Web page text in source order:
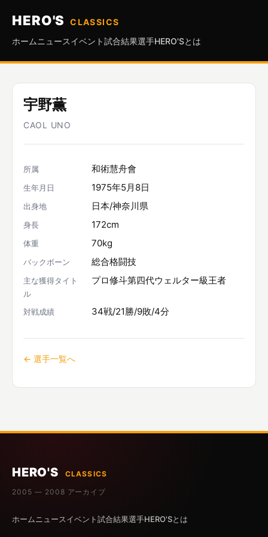
HERO'S
CLASSICS
ホーム ニュースイベント試合結果選手HERO'Sとは
宇野薫
CAOL UNO
所属 和術慧舟會
生年月日 1975年5月8日
出身地 日本/神奈川県
身長 172cm
体重 70kg
バックボーン 総合格闘技
主な獲得タイト
ル
プロ修斗第四代ウェルター級王者
対戦成績 34戦/21勝/9敗/4分
← 選手一覧へ
HERO'S
CLASSICS
2005 — 2008 アーカイブ
ホームニュースイベント試合結果選手HERO'Sとは